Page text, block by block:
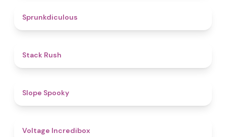
Sprunkdiculous
Stack Rush
Slope Spooky
Voltage Incredibox